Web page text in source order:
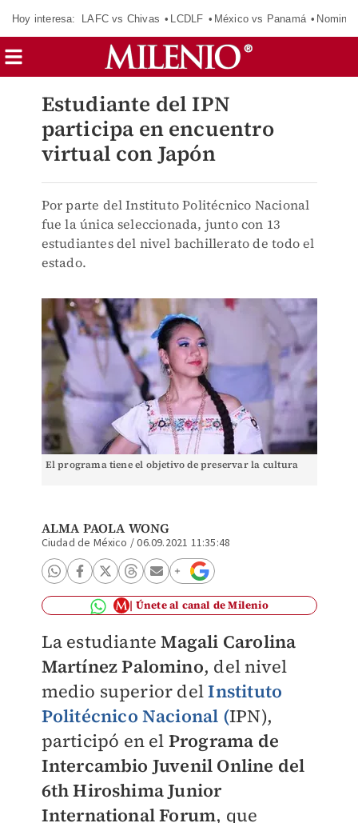
Hoy interesa: LAFC vs Chivas LCDLF México vs Panamá
Estudiante del IPN
participa en encuentro
virtual con Japón
Por parte del Instituto Politécnico Nacional
fue la única seleccionada, junto con 13
estudiantes del nivel bachillerato de todo el
estado.
El programa tiene el objetivo de preservar la cultura
ALMA PAOLA WONG
Ciudad de México /06.09.2021 11:35:48
Únete al canal de Milenio
La estudianteMagali Carolina
Martínez Palomino, del nivel
medio superior delInstituto
Politécnico Nacional (IPN),
participó en el Programa de
Intercambio Juvenil Online del
6th Hiroshima Junior
International Forum, que